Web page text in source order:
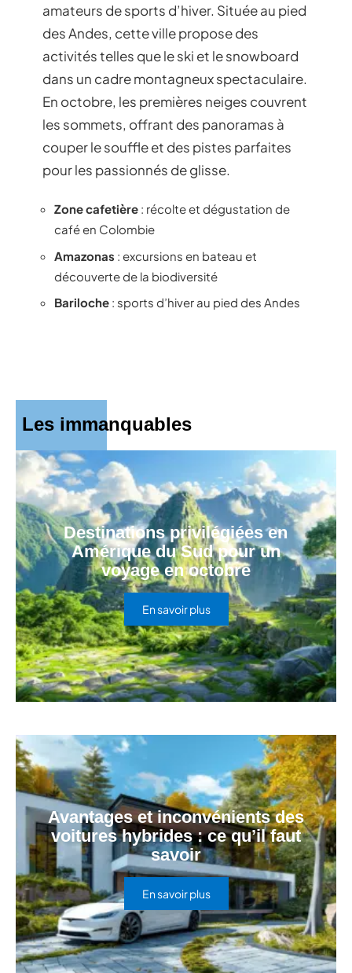
amateurs de sports d’hiver. Située au pied
des Andes, cette ville propose des
activités telles que le ski et le snowboard
dans un cadre montagneux spectaculaire.
En octobre, les premières neiges couvrent
les sommets, offrant des panoramas à
couper le souffle et des pistes parfaites
pour les passionnés de glisse.
Zone cafetière : récolte et dégustation de
café en Colombie
Amazonas : excursions en bateau et
découverte de la biodiversité
Bariloche : sports d’hiver au pied des Andes
Les immanquables
Destinations privilégiées en
Amérique du Sud pour un
voyage en octobre
En savoir plus
Avantages et inconvénients des
voitures hybrides : ce qu’il faut
savoir
En savoir plus